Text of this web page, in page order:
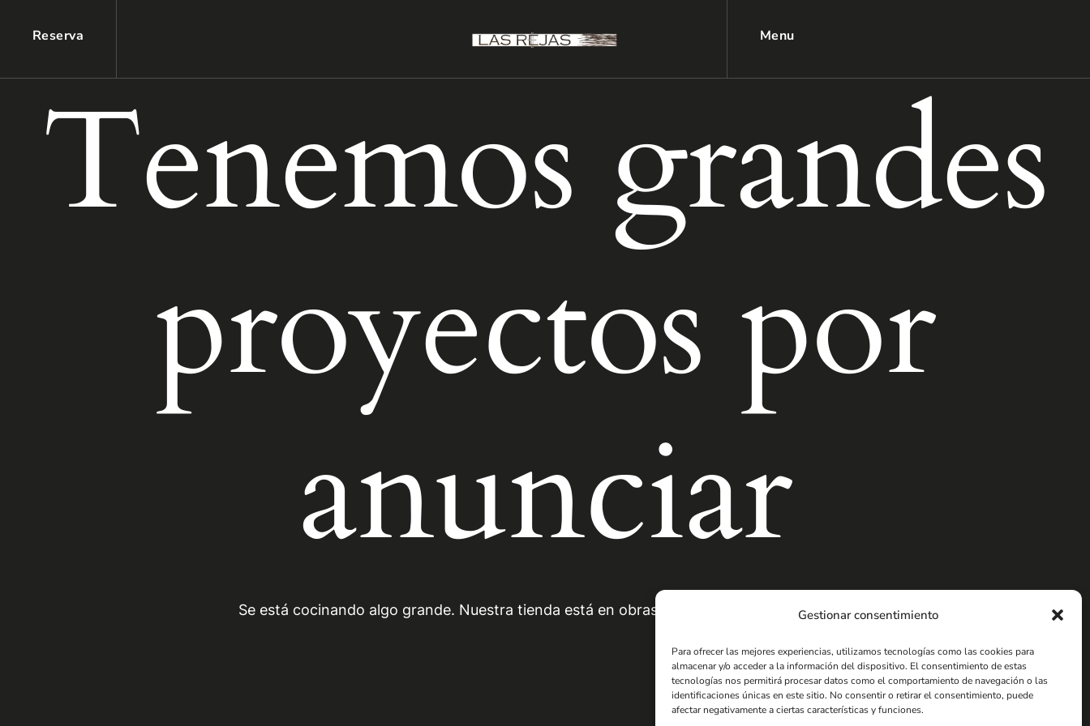
Gestionar consentimiento
Para ofrecer las mejores experiencias, utilizamos tecnologías como las cookies para
almacenar y/o acceder a la información del dispositivo. El consentimiento de estas
tecnologías nos permitirá procesar datos como el comportamiento de navegación o las
identificaciones únicas en este sitio. No consentir o retirar el consentimiento, puede
afectar negativamente a ciertas características y funciones.
Reserva Menu
Tenemos grandes
proyectos por
anunciar
Se está cocinando algo grande. Nuestra tienda está en obras y pronto abrirá sus puertas.